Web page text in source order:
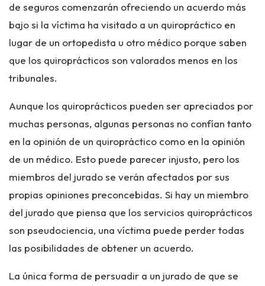
de seguros comenzarán ofreciendo un acuerdo más
bajo si la víctima ha visitado a un quiropráctico en
lugar de un ortopedista u otro médico porque saben
que los quiroprácticos son valorados menos en los
tribunales.
Aunque los quiroprácticos pueden ser apreciados por
muchas personas, algunas personas no confían tanto
en la opinión de un quiropráctico como en la opinión
de un médico. Esto puede parecer injusto, pero los
miembros del jurado se verán afectados por sus
propias opiniones preconcebidas. Si hay un miembro
del jurado que piensa que los servicios quiroprácticos
son pseudociencia, una víctima puede perder todas
las posibilidades de obtener un acuerdo.
La única forma de persuadir a un jurado de que se